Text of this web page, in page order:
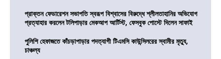
প্রাক্তন ফেডারেশন সভাপতি স্বরূপ বিশ্বাসের বিরুদ্ধে শ্লীলতাহানির অভিযোগ
প্রত্যাহার করলেন টলিপাড়ার মেকআপ আর্টিস্ট, ফেসবুক পোস্টে দিলেন সাফাই
পুলিশি হেফাজতে কাঁচড়াপাড়ার পদত্যাগী টিএমসি কাউন্সিলরের স্বামীর মৃত্যু,
চাঞ্চল্য